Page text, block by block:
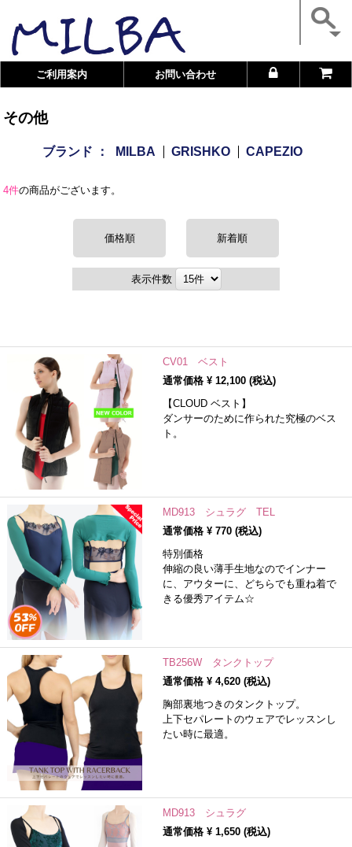
ご利用案内 お問い合わせ
その他
ブランド ： MILBA GRISHKO CAPEZIO
4件の商品がございます。
価格順 新着順
表示件数
CV01 ベスト
通常価格 ¥ 12,100(税込)
【CLOUD ベスト】
ダンサーのために作られた究極のベス
ト。
MD913 シュラグ TEL
通常価格 ¥ 770(税込)
特別価格
伸縮の良い薄手生地なのでインナー
に、アウターに、どちらでも重ね着で
きる優秀アイテム☆
TB256W タンクトップ
通常価格 ¥ 4,620(税込)
胸部裏地つきのタンクトップ。
上下セパレートのウェアでレッスンし
たい時に最適。
MD913 シュラグ
通常価格 ¥ 1,650(税込)